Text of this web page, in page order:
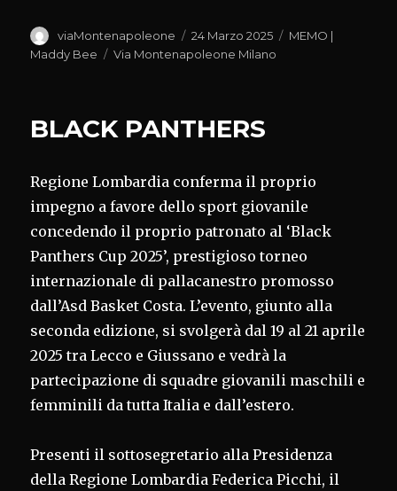
Autore
viaMontenapoleone
Pubblicato
il
24 Marzo 2025 Categorie
MEMO |
Maddy Bee
Tag
Via Montenapoleone Milano
BLACK PANTHERS
Regione Lombardia conferma il proprio
impegno a favore dello sport giovanile
concedendo il proprio patronato al ‘Black
Panthers Cup 2025’, prestigioso torneo
internazionale di pallacanestro promosso
dall’Asd Basket Costa. L’evento, giunto alla
seconda edizione, si svolgerà dal 19 al 21 aprile
2025 tra Lecco e Giussano e vedrà la
partecipazione di squadre giovanili maschili e
femminili da tutta Italia e dall’estero.
Presenti il sottosegretario alla Presidenza
della Regione Lombardia Federica Picchi, il